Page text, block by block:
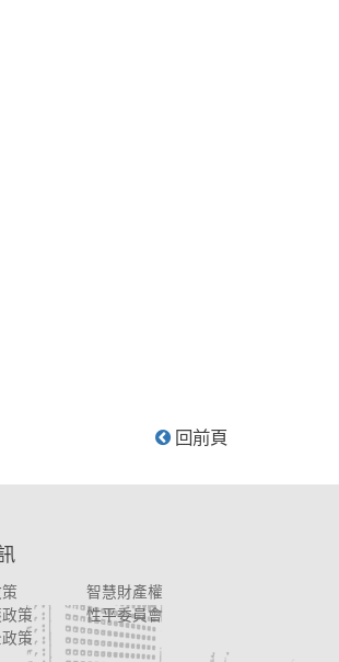
回前頁
智慧財產權
策
性平委員會
策